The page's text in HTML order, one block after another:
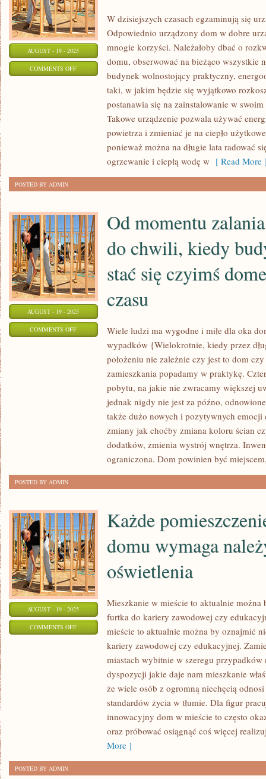
AUGUST - 19 - 2025
COMMENTS OFFON
W dzisiejszych czasach egzaminują się
Odpowiednio urządzony dom w dobre
mnogie korzyści. Należałoby dbać o
domu, obserwować na bieżąco wszystkie
budynek wolnostojący praktyczny,
taki, w jakim będzie się wyjątkowo
postanawia się na zainstalowanie w
Takowe urządzenie pozwala używać
powietrza i zmieniać je na ciepło
ponieważ można na długie lata radować
ogrzewanie i ciepłą wodę w [ Read More
POSTED BY ADMIN
AUGUST - 19 - 2025
COMMENTS OFFON
FUNDAMENTÓW
PRAWO
CZYIMŚ
DOMEM
MIJA
SPORO
CZASU
Od momentu
do chwili, kiedy
stać się czyimś
czasu
Wiele ludzi ma wygodne i miłe dla oka
wypadków {Wielokrotnie, kiedy przez
położeniu nie zależnie czy jest to dom czy
zamieszkania popadamy w praktykę.
pobytu, na jakie nie zwracamy większej
jednak nigdy nie jest za późno,
także dużo nowych i pozytywnych
zmiany jak choćby zmiana koloru ścian
dodatków, zmienia wystrój wnętrza.
ograniczona. Dom powinien być
POSTED BY ADMIN
AUGUST - 19 - 2025
COMMENTS OFFON
POMIESZCZENIE
NALEŻYTEGO
OŚWIETLENIA
Każde
domu wymaga
oświetlenia
Mieszkanie w mieście to aktualnie można
furtka do kariery zawodowej czy
mieście to aktualnie można by oznajmić
kariery zawodowej czy edukacyjnej.
miastach wybitnie w szeregu
dyspozycji jakie daje nam mieszkanie
że wiele osób z ogromną niechęcią
standardów życia w tłumie. Dla figur
innowacyjny dom w mieście to często
oraz próbować osiągnąć coś więcej
More ]
POSTED BY ADMIN